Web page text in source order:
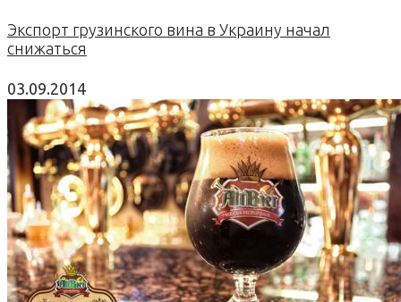
Экспорт грузинского вина в Украину начал
снижаться
03.09.2014